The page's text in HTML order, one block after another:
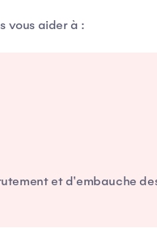
vous aider à :
et d'embauche